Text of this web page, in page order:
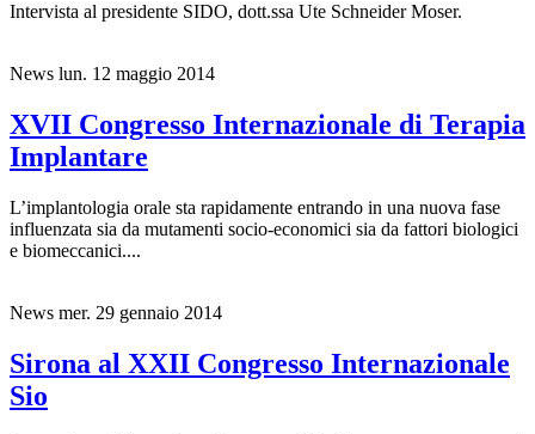
Intervista al presidente SIDO, dott.ssa Ute Schneider Moser.
News lun. 12 maggio 2014
XVII Congresso Internazionale di Terapia
Implantare
L’implantologia orale sta rapidamente entrando in una nuova fase
influenzata sia da mutamenti socio-economici sia da fattori biologici
e biomeccanici....
News mer. 29 gennaio 2014
Sirona al XXII Congresso Internazionale
Sio